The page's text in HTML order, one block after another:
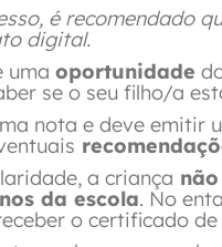
é recomendado
digital.
uma oportunidade
se o seu filho/a
nota e deve emitir
a criança
da escola. No
o certificado